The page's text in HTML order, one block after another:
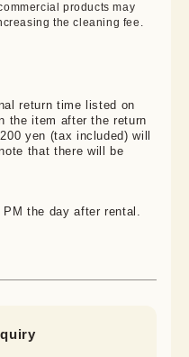
products may
the cleaning fee.
return time listed on
the item after the return
yen (tax included) will
that there will be
PM the day after rental.